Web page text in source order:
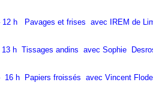
12 h Pavages et frises avec IREM de
13 h Tissages andins avec Sophie
16 h Papiers froissés avec Vincent